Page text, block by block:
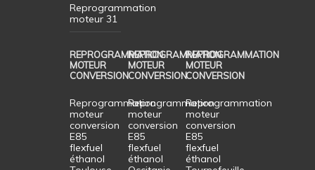
Reprogrammation
moteur 31
REPROGRAMMATION
MOTEUR
CONVERSION
Reprogrammation
moteur
conversion
E85
flexfuel
éthanol
REPROGRAMMATION
MOTEUR
CONVERSION
Reprogrammation
moteur
conversion
E85
flexfuel
éthanol
REPROGRAMMATION
MOTEUR
CONVERSION
Reprogrammation
moteur
conversion
E85
flexfuel
éthanol